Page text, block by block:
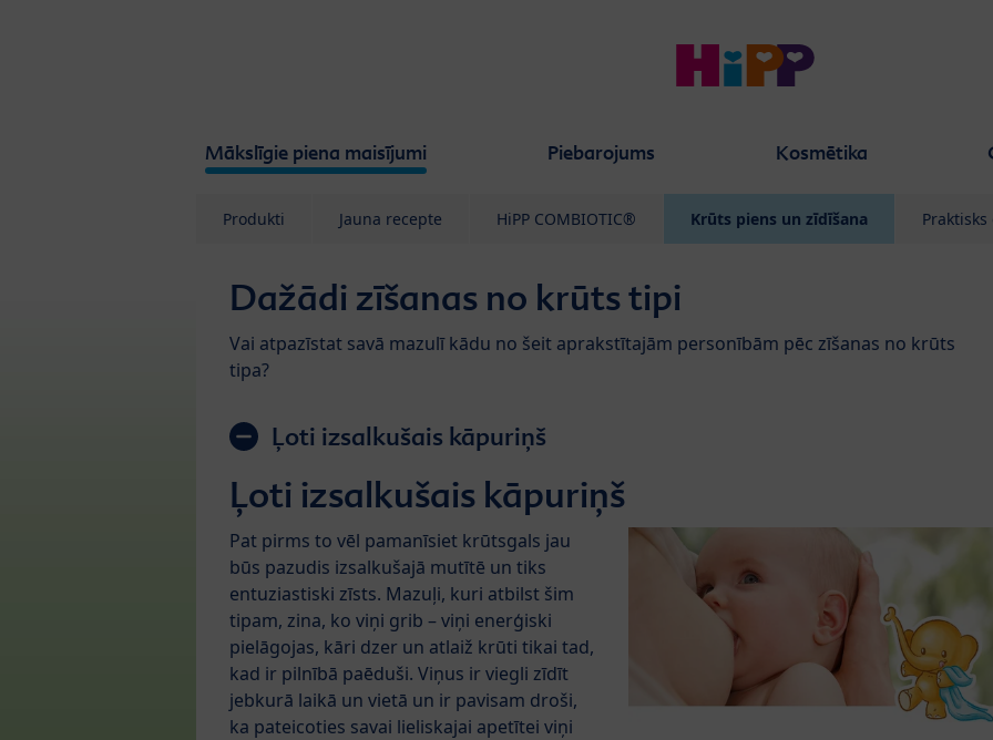
Mākslīgie piena maisījumi Piebarojums Kosmētika
Produkti Jauna recepte HiPP COMBIOTIC® Krūts piens un zīdīšana
Dažādi zīšanas no krūts tipi
Vai atpazīstat savā mazulī kādu no šeit aprakstītajām personībām pēc zīšanas no krūts
tipa?
Ļoti izsalkušais kāpuriņš
Ļoti izsalkušais kāpuriņš
Pat pirms to vēl pamanīsiet krūtsgals jau
būs pazudis izsalkušajā mutītē un tiks
entuziastiski zīsts. Mazuļi, kuri atbilst šim
tipam, zina, ko viņi grib – viņi enerģiski
pielāgojas, kāri dzer un atlaiž krūti tikai tad,
kad ir pilnībā paēduši. Viņus ir viegli zīdīt
jebkurā laikā un vietā un ir pavisam droši,
ka pateicoties savai lieliskajai apetītei viņi